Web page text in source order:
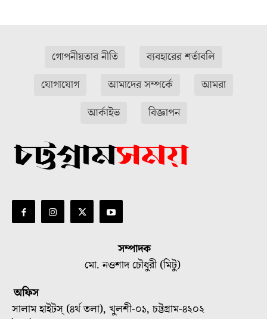
গোপনীয়তার নীতি
ব্যবহারের শর্তাবলি
যোগাযোগ
আমাদের সম্পর্কে
আমরা
আর্কাইভ
বিজ্ঞাপন
সম্পাদক
মো. নওশাদ চৌধুরী (মিটু)
অফিস
সালাম হাইটস্ (৪র্থ তলা), খুলশী-০১, চট্টগ্রাম-৪২০২